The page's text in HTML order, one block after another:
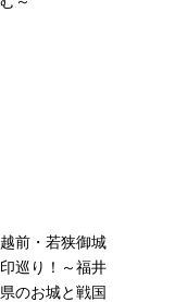
越前・若狭御城
印巡り！～福井
県のお城と戦国